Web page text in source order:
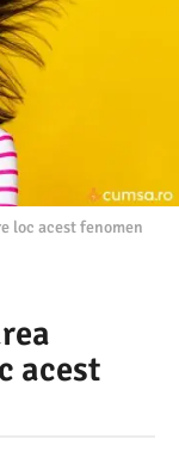
loc acest fenomen
acest